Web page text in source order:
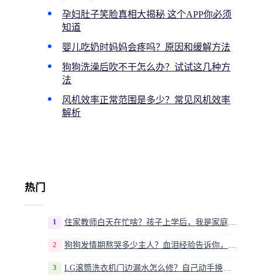
孕妇肚子笑脸真相大揭秘 这个APP你必须
知道
婴儿吃奶时妈妈会疼吗？原因和缓解方法
狗狗洗澡后吹不干怎么办？试试这几种方
法
风机效率正常范围是多少？常见风机效率
解析
热门
1 住家教师白天在忙啥？孩子上学后，我是家庭运营官
2
3 LG滚筒洗衣机门边漏水怎么修？自己动手换密封圈教程视频